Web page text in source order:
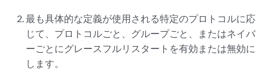
最も具体的な定義が使用される特定のプロトコルに応
じて、プロトコルごと、グループごと、またはネイバ
ーごとにグレースフルリスタートを有効または無効に
します。